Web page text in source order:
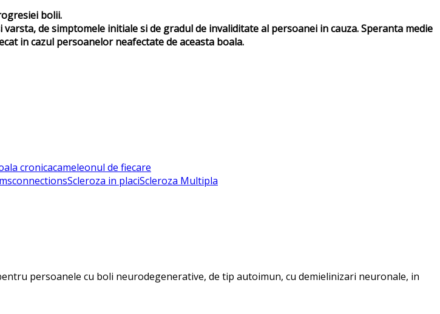
bolii.
de simptomele initiale si de gradul de invaliditate al persoanei in cauza. Speranta medie
in cazul persoanelor neafectate de aceasta boala.
cronicacameleonul de fiecare
msconnectionsScleroza in placiScleroza Multipla
persoanele cu boli neurodegenerative, de tip autoimun, cu demielinizari neuronale, in